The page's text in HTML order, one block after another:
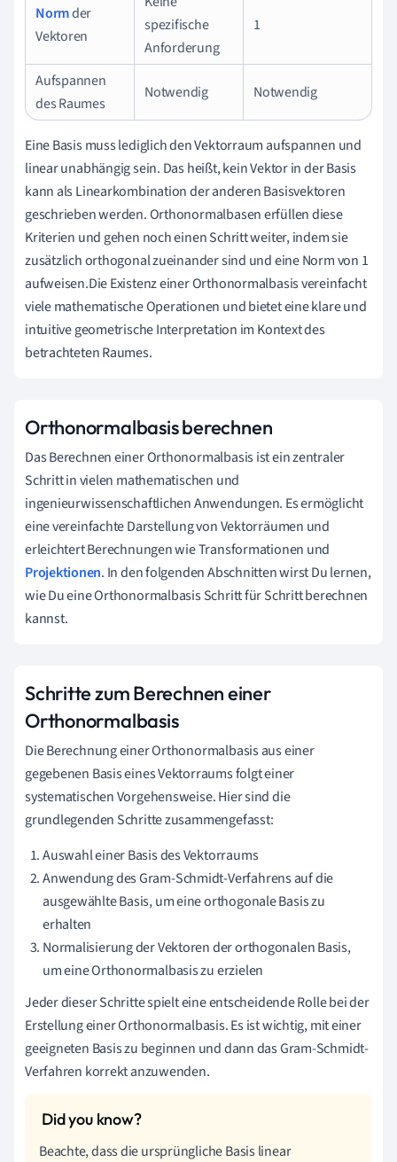
Normder
Vektoren
spezifische
Anforderung
1
Aufspannen
des Raumes
Notwendig Notwendig
Eine Basis muss lediglich den Vektorraum aufspannen und
linear unabhängig sein. Das heißt, kein Vektor in der Basis
kann als Linearkombination der anderen Basisvektoren
geschrieben werden. Orthonormalbasen erfüllen diese
Kriterien und gehen noch einen Schritt weiter, indem sie
zusätzlich orthogonal zueinander sind und eine Norm von 1
aufweisen.Die Existenz einer Orthonormalbasis vereinfacht
viele mathematische Operationen und bietet eine klare und
intuitive geometrische Interpretation im Kontext des
betrachteten Raumes.
Orthonormalbasis berechnen
Das Berechnen einer Orthonormalbasis ist ein zentraler
Schritt in vielen mathematischen und
ingenieurwissenschaftlichen Anwendungen. Es ermöglicht
eine vereinfachte Darstellung von Vektorräumen und
erleichtert Berechnungen wie Transformationen und
Projektionen. In den folgenden Abschnitten wirst Du lernen,
wie Du eine Orthonormalbasis Schritt für Schritt berechnen
kannst.
Schritte zum Berechnen einer
Orthonormalbasis
Die Berechnung einer Orthonormalbasis aus einer
gegebenen Basis eines Vektorraums folgt einer
systematischen Vorgehensweise. Hier sind die
grundlegenden Schritte zusammengefasst:
Auswahl einer Basis des Vektorraums
Anwendung des Gram-Schmidt-Verfahrens auf die
ausgewählte Basis, um eine orthogonale Basis zu
erhalten
Normalisierung der Vektoren der orthogonalen Basis,
um eine Orthonormalbasis zu erzielen
Jeder dieser Schritte spielt eine entscheidende Rolle bei der
Erstellung einer Orthonormalbasis. Es ist wichtig, mit einer
geeigneten Basis zu beginnen und dann das Gram-Schmidt-
Verfahren korrekt anzuwenden.
Beachte, dass die ursprüngliche Basis linear